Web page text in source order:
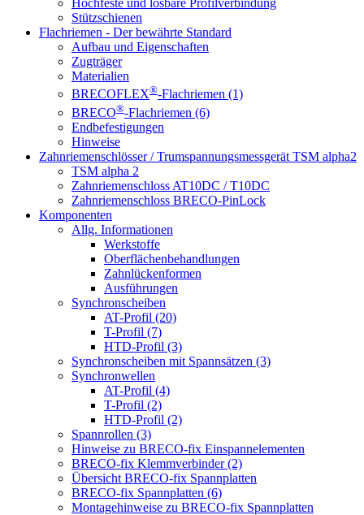
Hochfeste und lösbare Profilverbindung
Stützschienen
Flachriemen - Der bewährte Standard
Aufbau und Eigenschaften
Zugträger
Materialien
BRECOFLEX®-Flachriemen (1)
BRECO®-Flachriemen (6)
Endbefestigungen
Hinweise
Zahnriemenschlösser / Trumspannungsmessgerät TSM alpha2
TSM alpha 2
Zahnriemenschloss AT10DC / T10DC
Zahnriemenschloss BRECO-PinLock
Komponenten
Allg. Informationen
Werkstoffe
Oberflächenbehandlungen
Zahnlückenformen
Ausführungen
Synchronscheiben
AT-Profil (20)
T-Profil (7)
HTD-Profil (3)
Synchronscheiben mit Spannsätzen (3)
Synchronwellen
AT-Profil (4)
T-Profil (2)
HTD-Profil (2)
Spannrollen (3)
Hinweise zu BRECO-fix Einspannelementen
BRECO-fix Klemmverbinder (2)
Übersicht BRECO-fix Spannplatten
BRECO-fix Spannplatten (6)
Montagehinweise zu BRECO-fix Spannplatten